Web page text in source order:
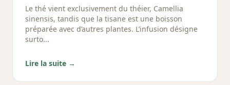
Le thé vient exclusivement du théier, Camellia
sinensis, tandis que la tisane est une boisson
préparée avec d’autres plantes. L’infusion désigne
surto...
Lire la suite →